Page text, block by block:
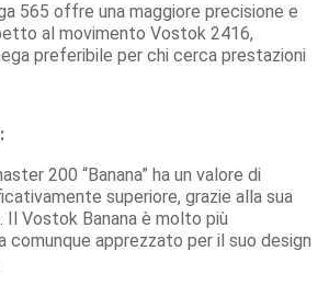
565 offre una maggiore precisione e
al movimento Vostok 2416,
preferibile per chi cerca prestazioni
200 “Banana” ha un valore di
superiore, grazie alla sua
Il Vostok Banana è molto più
comunque apprezzato per il suo design